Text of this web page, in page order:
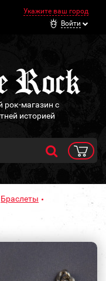
Укажите ваш город
Войти
рок-магазин с
историей
Браслеты